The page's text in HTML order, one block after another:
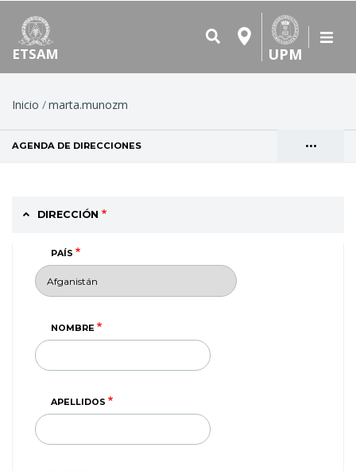
ETSAM UPM
Ruta
de
navegación
Inicio marta.munozm
•••
AGENDA DE DIRECCIONES
DIRECCIÓN
PAÍS
NOMBRE
APELLIDOS